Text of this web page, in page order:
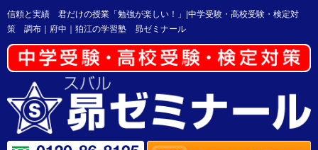
信頼と実績 君だけの授業「勉強が楽しい！」|中学受験・高校受験・検定対
策 調布｜府中｜狛江の学習塾 昴ゼミナール